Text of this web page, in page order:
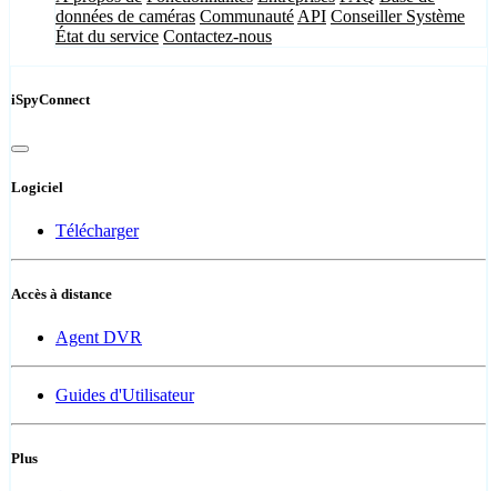
données de caméras Communauté API Conseiller Système
État du service Contactez-nous
iSpyConnect
Logiciel
Télécharger
Accès à distance
Agent DVR
Guides d'Utilisateur
Plus